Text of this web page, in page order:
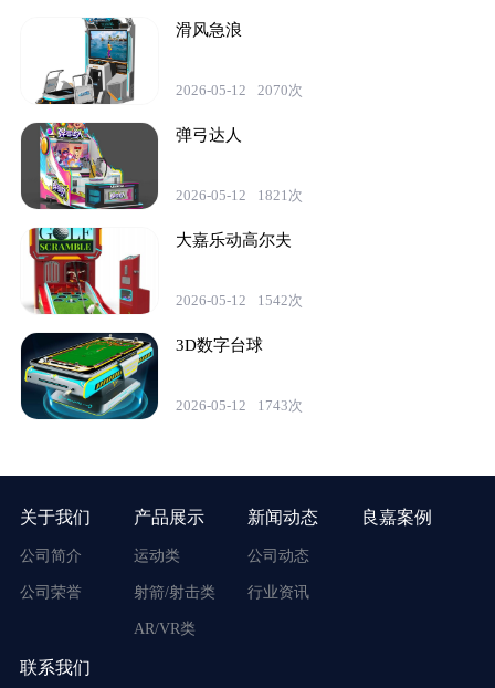
滑风急浪
2026-05-12 2070次
弹弓达人
2026-05-12 1821次
大嘉乐动高尔夫
2026-05-12 1542次
3D数字台球
2026-05-12 1743次
关于我们
公司简介
公司荣誉
产品展示
运动类
射箭/射击类
AR/VR类
新闻动态
公司动态
行业资讯
良嘉案例
联系我们